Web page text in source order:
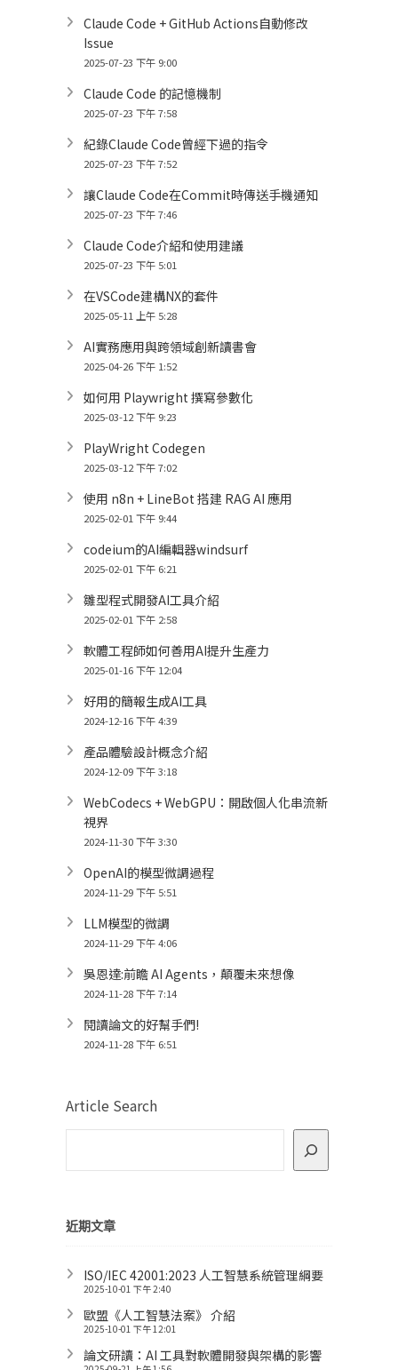
Claude Code + GitHub Actions自動修改
Issue
2025-07-23 下午 9:00
Claude Code 的記憶機制
2025-07-23 下午 7:58
紀錄Claude Code曾經下過的指令
2025-07-23 下午 7:52
讓Claude Code在Commit時傳送手機通知
2025-07-23 下午 7:46
Claude Code介紹和使用建議
2025-07-23 下午 5:01
在VSCode建構NX的套件
2025-05-11 上午 5:28
AI實務應用與跨領域創新讀書會
2025-04-26 下午 1:52
如何用 Playwright 撰寫參數化
2025-03-12 下午 9:23
PlayWright Codegen
2025-03-12 下午 7:02
使用 n8n + LineBot 搭建 RAG AI 應用
2025-02-01 下午 9:44
codeium的AI編輯器windsurf
2025-02-01 下午 6:21
雛型程式開發AI工具介紹
2025-02-01 下午 2:58
軟體工程師如何善用AI提升生產力
2025-01-16 下午 12:04
好用的簡報生成AI工具
2024-12-16 下午 4:39
產品體驗設計概念介紹
2024-12-09 下午 3:18
WebCodecs + WebGPU：開啟個人化串流新
視界
2024-11-30 下午 3:30
OpenAI的模型微調過程
2024-11-29 下午 5:51
LLM模型的微調
2024-11-29 下午 4:06
吳恩達:前瞻 AI Agents，顛覆未來想像
2024-11-28 下午 7:14
閱讀論文的好幫手們!
2024-11-28 下午 6:51
Article Search
近期文章
ISO/IEC 42001:2023 人工智慧系統管理綱要
2025-10-01 下午 2:40
歐盟《人工智慧法案》 介紹
2025-10-01 下午 12:01
論文研讀：AI 工具對軟體開發與架構的影響